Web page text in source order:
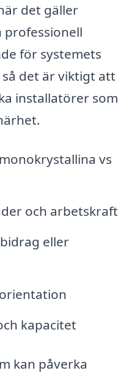
det gäller
professionell
för systemets
det är viktigt att
installatörer som
vs
och arbetskraft
eller
kapacitet
kan påverka